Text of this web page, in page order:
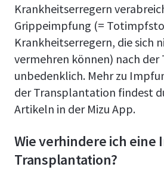
Krankheitserregern
Grippeimpfung (=
Krankheitserregern, die sich
vermehren können) nach
unbedenklich. Mehr zu
der Transplantation findest
Artikeln in der Mizu App.
Wie verhindere ich eine
Transplantation?